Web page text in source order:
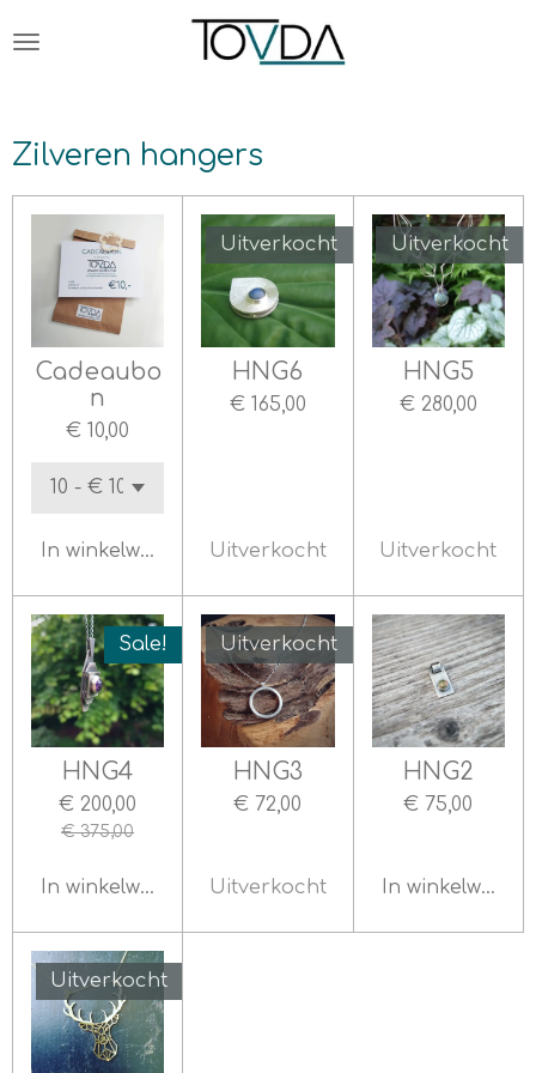
direct
hoofdinhoud
Zilveren hangers
Cadeaubo
n
€ 10,00
In winkelwagen
Uitverkocht
HNG6
€ 165,00
Uitverkocht
Uitverkocht
HNG5
€ 280,00
Uitverkocht
Sale!
HNG4
€ 200,00
€ 375,00
In winkelwagen
Uitverkocht
HNG3
€ 72,00
Uitverkocht
HNG2
€ 75,00
In winkelwagen
Uitverkocht